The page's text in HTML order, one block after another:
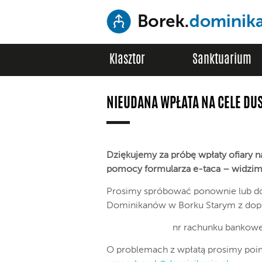
Klasztor Sanktuarium
NIEUDANA WPŁATA NA CELE
Dziękujemy za próbę wpłaty ofiary
pomocy formularza e-taca –
Prosimy spróbować ponownie lub
Dominikanów w Borku Starym z
nr rachunku
O problemach z wpłatą prosimy